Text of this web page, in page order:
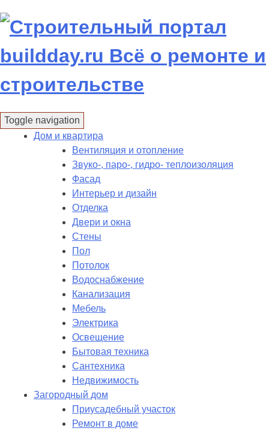
to
content
Toggle navigation
Дом и квартира
Вентиляция и отопление
Звуко-, паро-, гидро- теплоизоляция
Фасад
Интерьер и дизайн
Отделка
Двери и окна
Стены
Пол
Потолок
Водоснабжение
Канализация
Мебель
Электрика
Освещение
Бытовая техника
Сантехника
Недвижимость
Загородный дом
Приусадебный участок
Ремонт в доме